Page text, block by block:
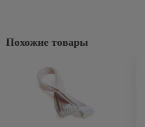
Похожие товары